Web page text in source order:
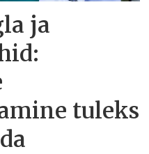
ja
tuleks